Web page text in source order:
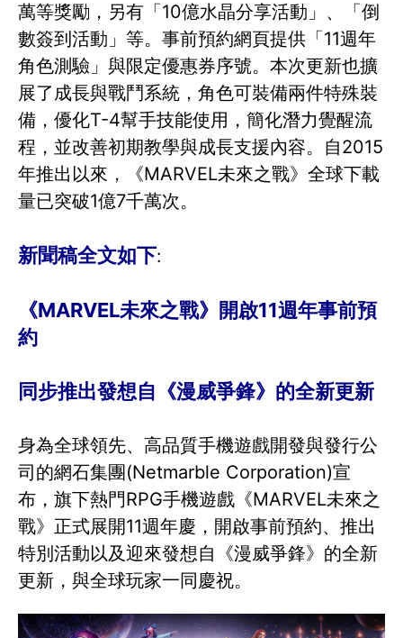
萬等獎勵，另有「10億水晶分享活動」、「倒
數簽到活動」等。事前預約網頁提供「11週年
角色測驗」與限定優惠券序號。本次更新也擴
展了成長與戰鬥系統，角色可裝備兩件特殊裝
備，優化T-4幫手技能使用，簡化潛力覺醒流
程，並改善初期教學與成長支援內容。自2015
年推出以來，《MARVEL未來之戰》全球下載
量已突破1億7千萬次。
新聞稿全文如下:
《MARVEL未來之戰》開啟11週年事前預
約
同步推出發想自《漫威爭鋒》的全新更新
身為全球領先、高品質手機遊戲開發與發行公
司的網石集團(Netmarble Corporation)宣
布，旗下熱門RPG手機遊戲《MARVEL未來之
戰》正式展開11週年慶，開啟事前預約、推出
特別活動以及迎來發想自《漫威爭鋒》的全新
更新，與全球玩家一同慶祝。